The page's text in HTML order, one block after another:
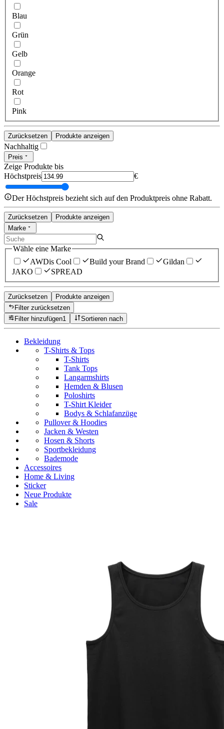
Blau
Grün
Gelb
Orange
Rot
Pink
Zurücksetzen Produkte anzeigen
Nachhaltig
Preis
Zeige Produkte bis
Höchstpreis
€
Der Höchstpreis bezieht sich auf den Produktpreis ohne Rabatt.
Zurücksetzen
Produkte anzeigen
Marke
Wähle eine Marke
AWDis Cool
Build your Brand
Gildan
JAKO
SPREAD
Zurücksetzen
Produkte anzeigen
Filter zurücksetzen
Filter hinzufügen1 Sortieren nach
Bekleidung
T-Shirts & Tops
T-Shirts
Tank Tops
Langarmshirts
Hemden & Blusen
Poloshirts
T-Shirt Kleider
Bodys & Schlafanzüge
Pullover & Hoodies
Jacken & Westen
Hosen & Shorts
Sportbekleidung
Bademode
Accessoires
Home & Living
Sticker
Neue Produkte
Sale